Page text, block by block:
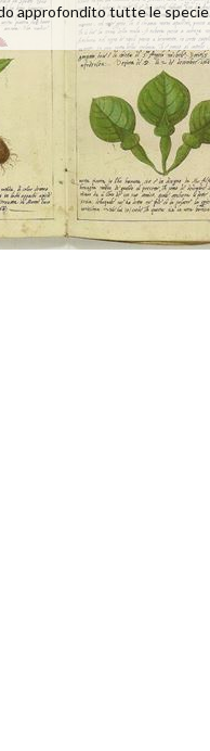
approfondito tutte le specie